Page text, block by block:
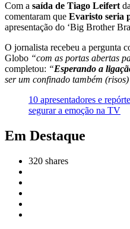
Com a saída de Tiago Leifert
comentaram que Evaristo seria
apresentação do ‘Big Brother
O jornalista recebeu a pergunta
Globo “com as portas abertas
completou: “Esperando a
ser um confinado também
10 apresentadores e
segurar a emoção na TV
Em Destaque
320 shares